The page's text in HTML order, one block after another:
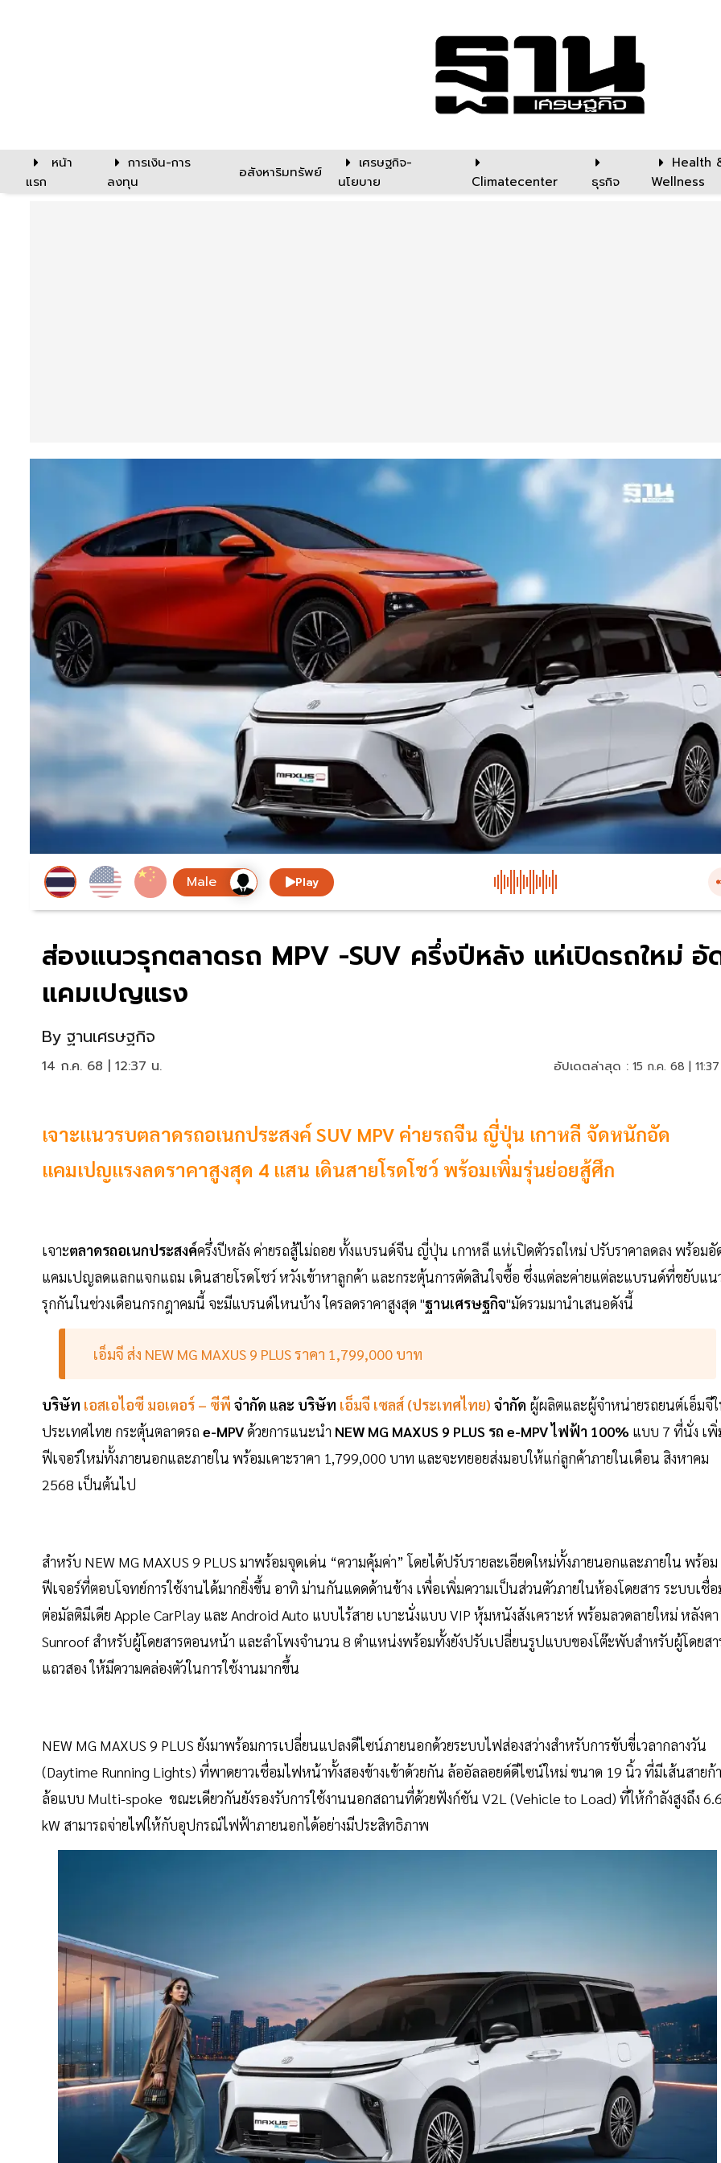
หน้า
แรก
การเงิน-การ
ลงทุน
อสังหาริมทรัพย์
เศรษฐกิจ-
นโยบาย
Climatecenter ธุรกิจ
Health
Wellness
Play
ส่องแนวรุกตลาดรถ MPV -SUV ครึ่งปีหลัง แห่เปิดรถใหม่ อั
แคมเปญแรง
By ฐานเศรษฐกิจ
14 ก.ค. 68 | 12:37 น. อัปเดตล่าสุด : 15 ก.ค. 68 |
เจาะแนวรบตลาดรถอเนกประสงค์ SUV MPV ค่ายรถจีน ญี่ปุ่น เกาหลี จัดหนักอัด
แคมเปญแรงลดราคาสูงสุด 4 แสน เดินสายโรดโชว์ พร้อมเพิ่มรุ่นย่อยสู้ศึก
เจาะตลาดรถอเนกประสงค์ครึ่งปีหลัง ค่ายรถสู้ไม่ถอย ทั้งแบรนด์จีน ญี่ปุ่น เกาหลี แห่เปิดตัวรถใหม่ ปรับราคาลดลง พร้อมอั
แคมเปญลดแลกแจกแถม เดินสายโรดโชว์ หวังเข้าหาลูกค้า และกระตุ้นการตัดสินใจซื้อ ซึ่งแต่ละค่ายแต่ละแบรนด์ที่ขยับแน
รุกกันในช่วงเดือนกรกฎาคมนี้ จะมีแบรนด์ไหนบ้าง ใครลดราคาสูงสุด "ฐานเศรษฐกิจ"มัดรวมมานำเสนอดังนี้
เอ็มจี ส่ง NEW MG MAXUS 9 PLUS ราคา 1,799,000 บาท
บริษัท เอสเอไอซี มอเตอร์ – ซีพี จำกัด และ บริษัท เอ็มจี เซลส์ (ประเทศไทย) จำกัด ผู้ผลิตและผู้จำหน่ายรถยนต์เอ็มจี
ประเทศไทย กระตุ้นตลาดรถ e-MPVด้วยการแนะนำ NEW MG MAXUS 9 PLUS รถ e-MPV ไฟฟ้า 100% แบบ 7 ที่นั่ง เพิ่
ฟีเจอร์ใหม่ทั้งภายนอกและภายใน พร้อมเคาะราคา 1,799,000 บาท และจะทยอยส่งมอบให้แก่ลูกค้าภายในเดือน สิงหาคม
2568 เป็นต้นไป
สำหรับ NEW MG MAXUS 9 PLUS มาพร้อมจุดเด่น “ความคุ้มค่า” โดยได้ปรับรายละเอียดใหม่ทั้งภายนอกและภายใน พร้อม
ฟีเจอร์ที่ตอบโจทย์การใช้งานได้มากยิ่งขึ้น อาทิ ม่านกันแดดด้านข้าง เพื่อเพิ่มความเป็นส่วนตัวภายในห้องโดยสาร ระบบเชื่อ
ต่อมัลติมีเดีย Apple CarPlay และ Android Auto แบบไร้สาย เบาะนั่งแบบ VIP หุ้มหนังสังเคราะห์ พร้อมลวดลายใหม่ หลังคา
Sunroof สำหรับผู้โดยสารตอนหน้า และลำโพงจำนวน 8 ตำแหน่งพร้อมทั้งยังปรับเปลี่ยนรูปแบบของโต๊ะพับสำหรับผู้โดยสา
แถวสอง ให้มีความคล่องตัวในการใช้งานมากขึ้น
NEW MG MAXUS 9 PLUS ยังมาพร้อมการเปลี่ยนแปลงดีไซน์ภายนอกด้วยระบบไฟส่องสว่างสำหรับการขับขี่เวลากลางวัน
(Daytime Running Lights) ที่พาดยาวเชื่อมไฟหน้าทั้งสองข้างเข้าด้วยกัน ล้ออัลลอยด์ดีไซน์ใหม่ ขนาด 19 นิ้ว ที่มีเส้นสายก้
ล้อแบบ Multi-spoke ขณะเดียวกันยังรองรับการใช้งานนอกสถานที่ด้วยฟังก์ชัน V2L (Vehicle to Load) ที่ให้กำลังสูงถึง 6.6
kW สามารถจ่ายไฟให้กับอุปกรณ์ไฟฟ้าภายนอกได้อย่างมีประสิทธิภาพ